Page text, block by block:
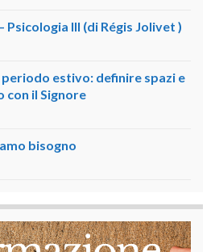
III (di Régis Jolivet )
estivo: definire spazi e
il Signore
bisogno